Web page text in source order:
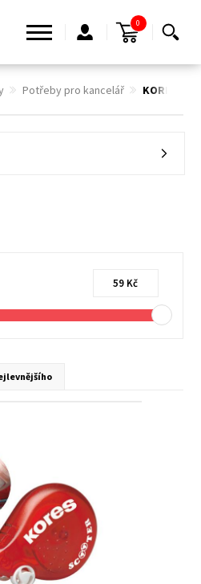
Potřeby pro kancelář KOREKCE
0